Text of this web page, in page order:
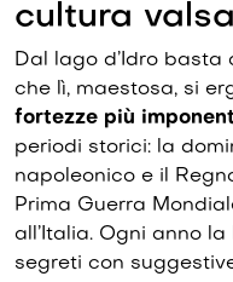
cultura
Dal lago d’Idro
che lì, maestosa, si
fortezze più
periodi storici: la
napoleonico e il
Prima Guerra
all’Italia. Ogni anno
segreti con